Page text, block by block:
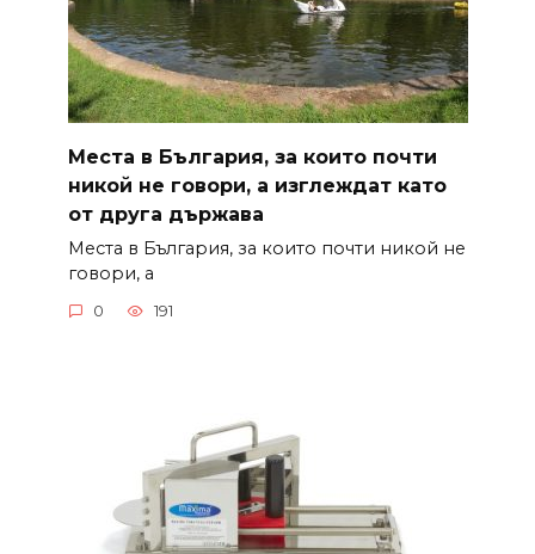
Места в България, за които почти
никой не говори, а изглеждат като
от друга държава
Места в България, за които почти никой не
говори, а
0 191